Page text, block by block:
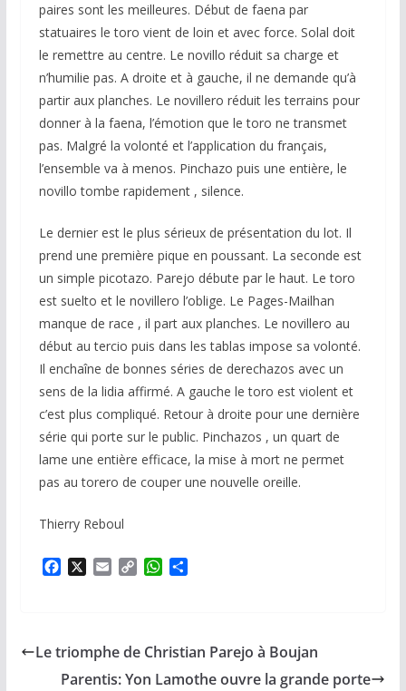
paires sont les meilleures. Début de faena par
statuaires le toro vient de loin et avec force. Solal doit
le remettre au centre. Le novillo réduit sa charge et
n’humilie pas. A droite et à gauche, il ne demande qu’à
partir aux planches. Le novillero réduit les terrains pour
donner à la faena, l’émotion que le toro ne transmet
pas. Malgré la volonté et l’application du français,
l’ensemble va à menos. Pinchazo puis une entière, le
novillo tombe rapidement , silence.
Le dernier est le plus sérieux de présentation du lot. Il
prend une première pique en poussant. La seconde est
un simple picotazo. Parejo débute par le haut. Le toro
est suelto et le novillero l’oblige. Le Pages-Mailhan
manque de race , il part aux planches. Le novillero au
début au tercio puis dans les tablas impose sa volonté.
Il enchaîne de bonnes séries de derechazos avec un
sens de la lidia affirmé. A gauche le toro est violent et
c’est plus compliqué. Retour à droite pour une dernière
série qui porte sur le public. Pinchazos , un quart de
lame une entière efficace, la mise à mort ne permet
pas au torero de couper une nouvelle oreille.
Thierry Reboul
o
o
i
n
W
A
p
g
e
Le triomphe de Christian Parejo à Boujan
Parentis: Yon Lamothe ouvre la grande porte